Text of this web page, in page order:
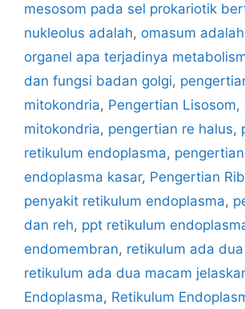
mesosom pada sel prokariotik
nukleolus adalah, omasum adalah
organel apa terjadinya
dan fungsi badan golgi,
mitokondria, Pengertian Lisosom,
mitokondria, pengertian re halus,
retikulum endoplasma,
endoplasma kasar, Pengertian
penyakit retikulum endoplasma,
dan reh, ppt retikulum
endomembran, retikulum ada
retikulum ada dua macam
Endoplasma, Retikulum